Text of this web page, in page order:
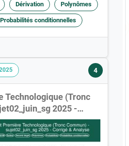
Dérivation Polynômes
Probabilités conditionnelles
4
Technologique (Tronc
2025 -